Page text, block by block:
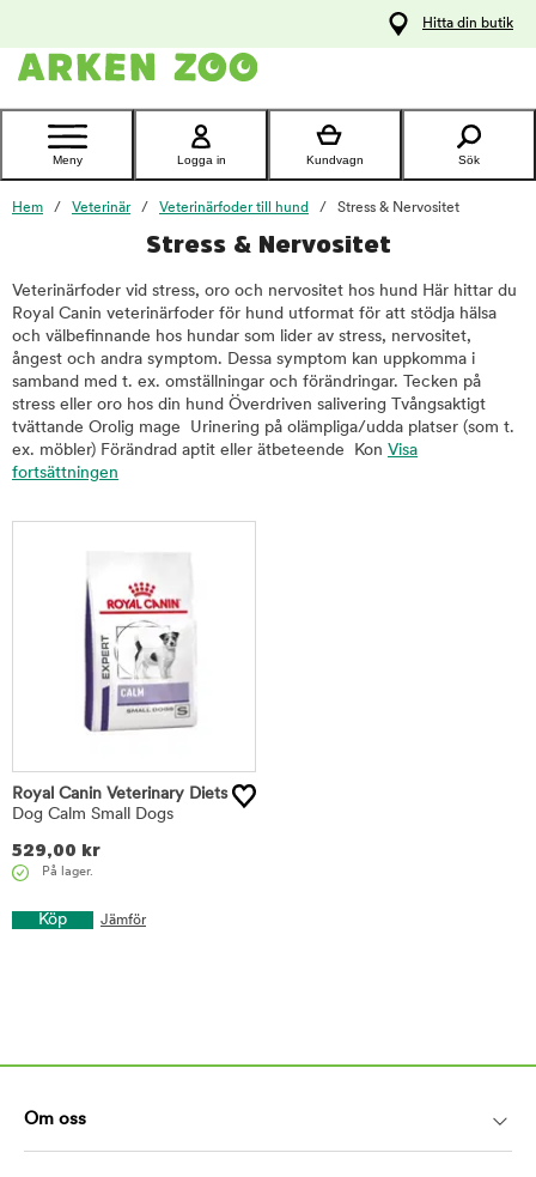
Kontakta
Hitta din butik
Meny Logga in Kundvagn Sök
Hem Veterinär Veterinärfoder till hund Stress & Nervositet
Stress & Nervositet
Veterinärfoder vid stress, oro och nervositet hos hund Här hittar du
Royal Canin veterinärfoder för hund utformat för att stödja hälsa
och välbefinnande hos hundar som lider av stress, nervositet,
ångest och andra symptom. Dessa symptom kan uppkomma i
samband med t. ex. omställningar och förändringar. Tecken på
stress eller oro hos din hund Överdriven salivering Tvångsaktigt
tvättande Orolig mage Urinering på olämpliga/udda platser (som t.
ex. möbler) Förändrad aptit eller ätbeteende Kon Visa
fortsättningen
Royal Canin Veterinary Diets
Dog Calm Small Dogs
529,00 kr
På lager.
Köp Jämför
Om oss